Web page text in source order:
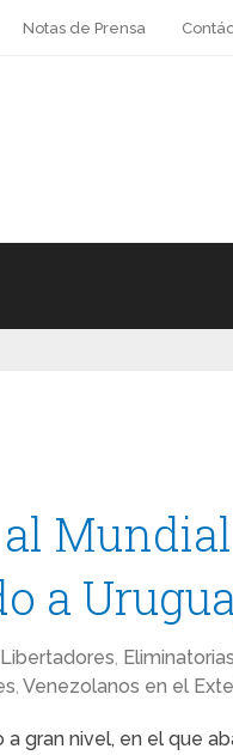
Notas de Prensa
a
,
, Venezolanos en el
gran nivel, en el que